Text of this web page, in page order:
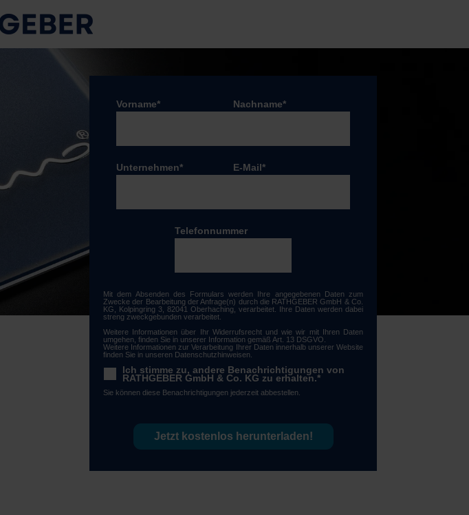
Vorname* Nachname*
Unternehmen* E-Mail*
Telefonnummer
Mit dem Absenden des Formulars werden Ihre angegebenen Daten zum
Zwecke der Bearbeitung der Anfrage(n) durch die RATHGEBER GmbH & Co.
KG, Kolpingring 3, 82041 Oberhaching, verarbeitet. Ihre Daten werden dabei
streng zweckgebunden verarbeitet.
Weitere Informationen über Ihr Widerrufsrecht und wie wir mit Ihren Daten
umgehen, finden Sie in unserer Information gemäß Art. 13 DSGVO.
Weitere Informationen zur Verarbeitung Ihrer Daten innerhalb unserer Website
finden Sie in unseren Datenschutzhinweisen.
Ich stimme zu, andere Benachrichtigungen von
RATHGEBER GmbH & Co. KG zu erhalten.*
Sie können diese Benachrichtigungen jederzeit abbestellen.